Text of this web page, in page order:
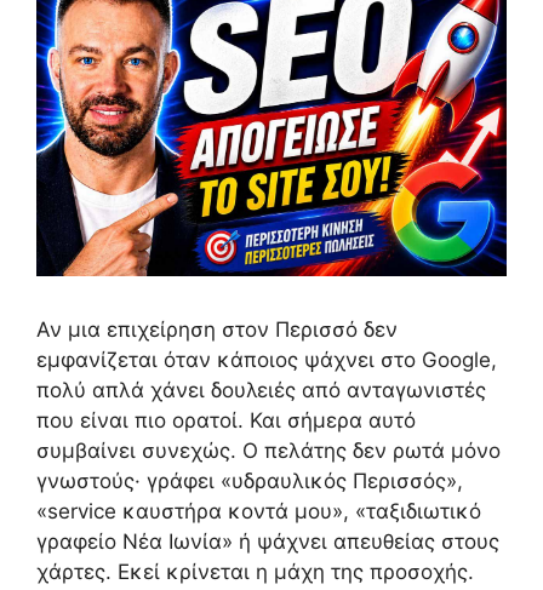
Αν μια επιχείρηση στον Περισσό δεν
εμφανίζεται όταν κάποιος ψάχνει στο Google,
πολύ απλά χάνει δουλειές από ανταγωνιστές
που είναι πιο ορατοί. Και σήμερα αυτό
συμβαίνει συνεχώς. Ο πελάτης δεν ρωτά μόνο
γνωστούς· γράφει «υδραυλικός Περισσός»,
«service καυστήρα κοντά μου», «ταξιδιωτικό
γραφείο Νέα Ιωνία» ή ψάχνει απευθείας στους
χάρτες. Εκεί κρίνεται η μάχη της προσοχής.